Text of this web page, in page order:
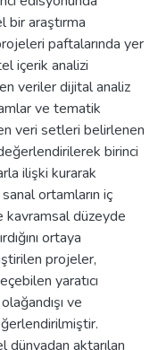
bir araştırma
paftalarında yer
içerik analizi
veriler dijital analiz
ve tematik
veri setleri belirlenen
birinci
ilişki kurarak
ortamların iç
kavramsal düzeyde
ortaya
projeler,
yaratıcı
ve
dünyadan aktarılan